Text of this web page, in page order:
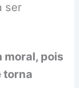
ser
moral, pois
torna